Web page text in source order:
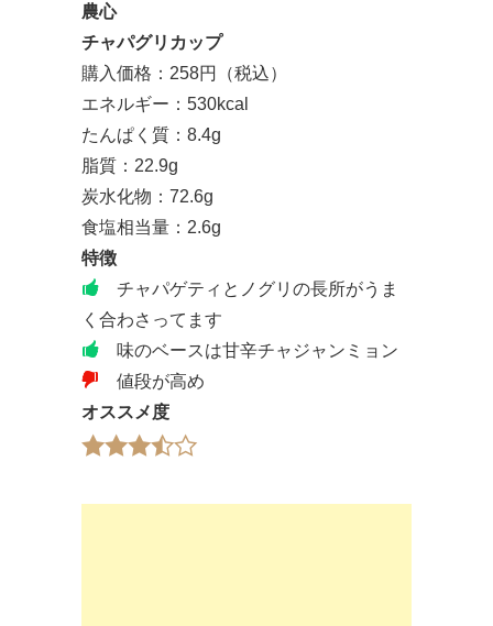
農心
チャパグリカップ
購入価格：258円（税込）
エネルギー：530kcal
たんぱく質：8.4g
脂質：22.9g
炭水化物：72.6g
食塩相当量：2.6g
特徴
チャパゲティとノグリの長所がうま
く合わさってます
味のベースは甘辛チャジャンミョン
値段が高め
オススメ度